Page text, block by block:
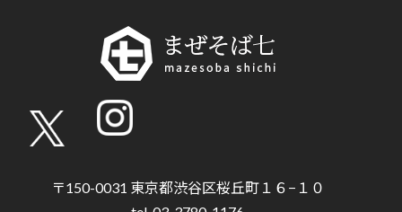
〒150-0031 東京都渋谷区桜丘町１６−１０